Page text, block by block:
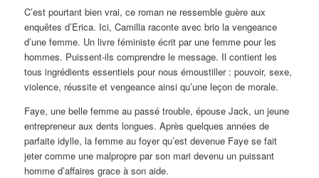
C’est pourtant bien vrai, ce roman ne ressemble guère aux
enquêtes d’Erica. Ici, Camilla raconte avec brio la vengeance
d’une femme. Un livre féministe écrit par une femme pour les
hommes. Puissent-ils comprendre le message. Il contient les
tous ingrédients essentiels pour nous émoustiller : pouvoir, sexe,
violence, réussite et vengeance ainsi qu’une leçon de morale.
Faye, une belle femme au passé trouble, épouse Jack, un jeune
entrepreneur aux dents longues. Après quelques années de
parfaite idylle, la femme au foyer qu’est devenue Faye se fait
jeter comme une malpropre par son mari devenu un puissant
homme d’affaires grace à son aide.